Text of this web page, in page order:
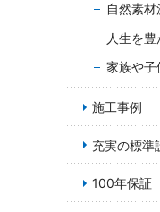
自然素
人生を
家族や子
施工事例
充実の標準
100年保証